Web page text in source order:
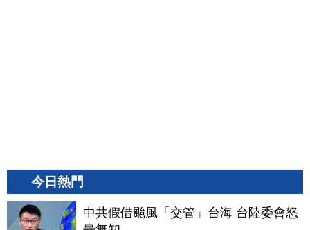
今日熱門
中共假借颱風「交管」台海 台陸委會怒